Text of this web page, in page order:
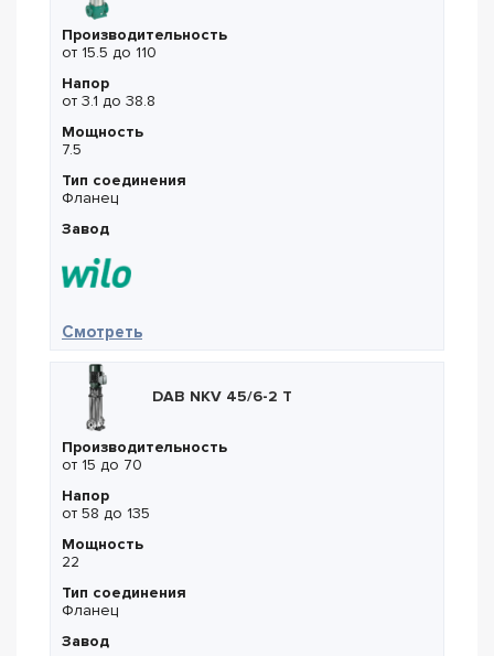
Производительность
от 15.5 до 110
Напор
от 3.1 до 38.8
Мощность
7.5
Тип соединения
Фланец
Завод
Смотреть— Wilo MVI 7002/2-3/16/E/3-400-50-2
DAB NKV 45/6-2 T
Производительность
от 15 до 70
Напор
от 58 до 135
Мощность
22
Тип соединения
Фланец
Завод